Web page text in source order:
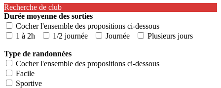
Recherche de club
Durée moyenne des sorties
Cocher l'ensemble des propositions ci-dessous
1 à 2h
1/2 journée Journée Plusieurs jours
Type de randonnées
Cocher l'ensemble des propositions ci-dessous
Facile
Sportive